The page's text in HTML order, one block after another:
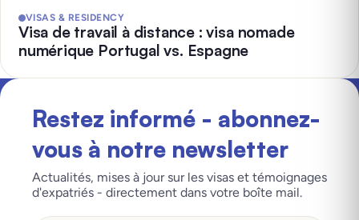
VISAS & RESIDENCY
Visa de travail à distance : visa nomade
numérique Portugal vs. Espagne
Restez informé - abonnez-
vous à notre newsletter
Actualités, mises à jour sur les visas et témoignages
d'expatriés - directement dans votre boîte mail.